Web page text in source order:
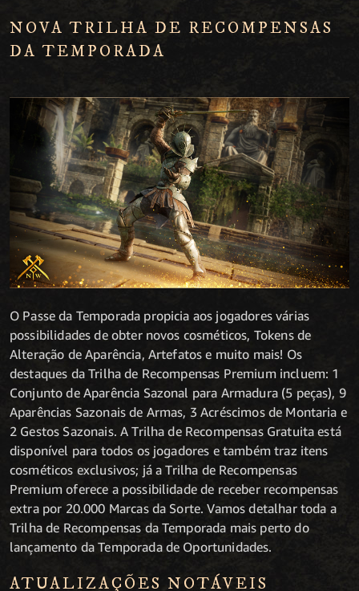
NOVA TRILHA DE RECOMPENSAS
DA TEMPORADA
O Passe da Temporada propicia aos jogadores várias
possibilidades de obter novos cosméticos, Tokens de
Alteração de Aparência, Artefatos e muito mais! Os
destaques da Trilha de Recompensas Premium incluem: 1
Conjunto de Aparência Sazonal para Armadura (5 peças), 9
Aparências Sazonais de Armas, 3 Acréscimos de Montaria e
2 Gestos Sazonais. A Trilha de Recompensas Gratuita está
disponível para todos os jogadores e também traz itens
cosméticos exclusivos; já a Trilha de Recompensas
Premium oferece a possibilidade de receber recompensas
extra por 20.000 Marcas da Sorte. Vamos detalhar toda a
Trilha de Recompensas da Temporada mais perto do
lançamento da Temporada de Oportunidades.
ATUALIZAÇÕES NOTÁVEIS